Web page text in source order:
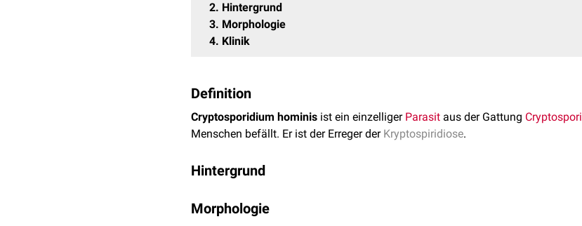
2 Hintergrund
3 Morphologie
4 Klinik
Definition
Cryptosporidium hominis ist ein einzelliger Parasit aus der Gattung
Menschen befällt. Er ist der Erreger der Kryptospiridiose.
Hintergrund
als auch den Menschen befällt. Es hat dadurch eine geringere Bedeutung als
Morphologie